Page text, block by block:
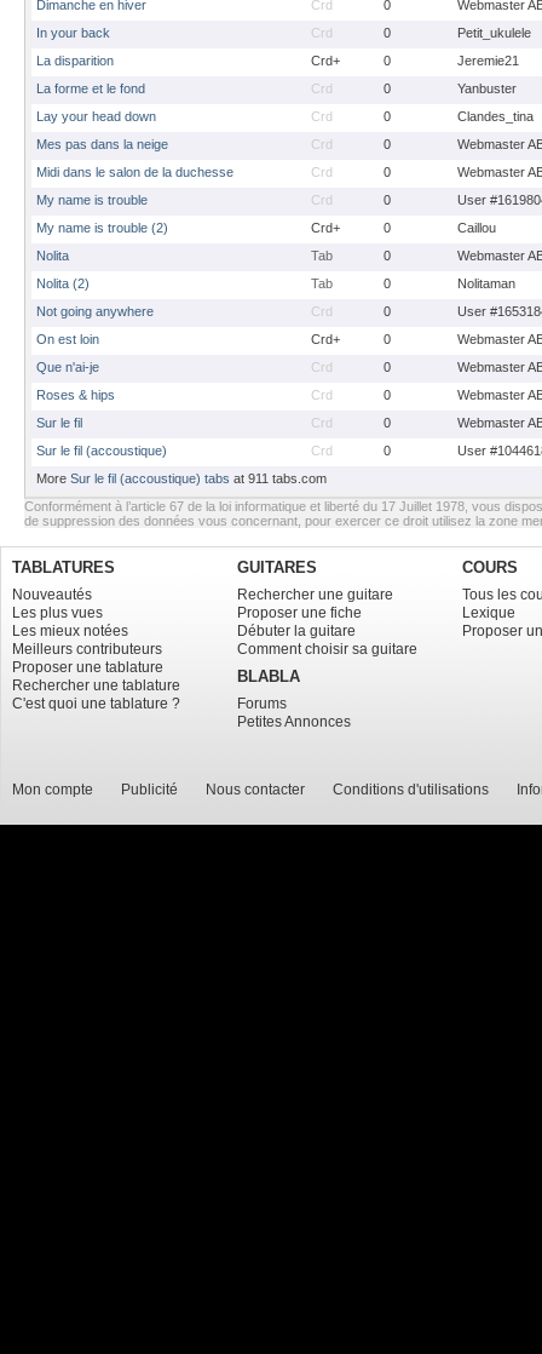
Dimanche en hiver
Crd 0
Webmaster
In your back
Crd 0
Petit_ukulele
La disparition
Crd+ 0
Jeremie21
La forme et le fond
Crd 0
Yanbuster
Lay your head down
Crd 0
Clandes_tina
Mes pas dans la neige
Crd 0
Webmaster
Midi dans le salon de la duchesse
Crd 0
Webmaster
My name is trouble
Crd 0
User
My name is trouble (2)
Crd+ 0
Caillou
Nolita
Tab 0
Webmaster
Nolita (2)
Tab 0
Nolitaman
Not going anywhere
Crd 0
User
On est loin
Crd+ 0
Webmaster
Que n'ai-je
Crd 0
Webmaster
Roses & hips
Crd 0
Webmaster
Sur le fil
Crd 0
Webmaster
Sur le fil (accoustique)
Crd 0
User
More Sur le fil (accoustique) tabs at 911 tabs.com
Conformément à l’article 67 de la loi informatique et liberté du 17 Juillet 1978, vous
de suppression des données vous concernant, pour exercer ce droit utilisez la zone
TABLATURES
Nouveautés
Les plus vues
Les mieux notées
Meilleurs contributeurs
Proposer une tablature
Rechercher une tablature
C'est quoi une tablature ?
GUITARES
Rechercher une guitare
Proposer une fiche
Débuter la guitare
Comment choisir sa guitare
BLABLA
Forums
Petites Annonces
COURS
Tous les
Lexique
Proposer
Mon compte Publicité Nous contacter Conditions d'utilisations